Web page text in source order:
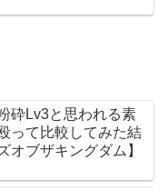
砕Lv3と思われる素
って比較してみた結
オブザキングダム】